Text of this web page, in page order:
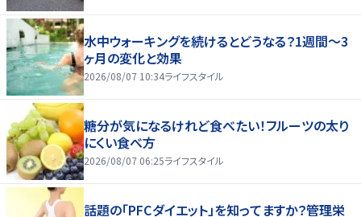
水中ウォーキングを続けるとどうなる？1週間～3
ヶ月の変化と効果
2026/08/07 10:34ライフスタイル
糖分が気になるけれど食べたい！フルーツの太り
にくい食べ方
2026/08/07 06:25ライフスタイル
話題の「PFCダイエット」を知ってますか？管理栄